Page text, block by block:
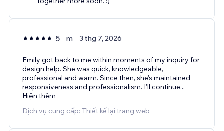
5 m 3 thg 7, 2026
Emily got back to me within moments of my inquiry for
design help. She was quick, knowledgeable,
professional and warm. Since then, she's maintained
responsiveness and professionalism. I'll continue...
Hiện thêm
Dịch vụ cung cấp: Thiết kế lại trang web